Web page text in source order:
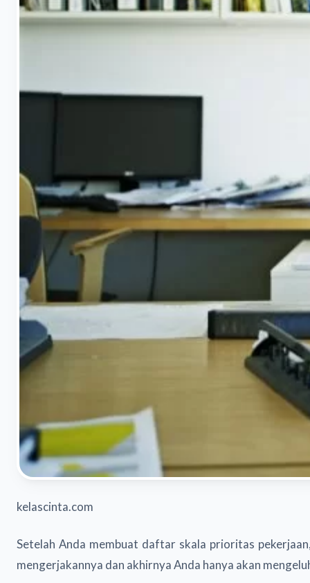
kelascinta.com
Setelah Anda membuat daftar skala prioritas
mengerjakannya dan akhirnya Anda hanya akan